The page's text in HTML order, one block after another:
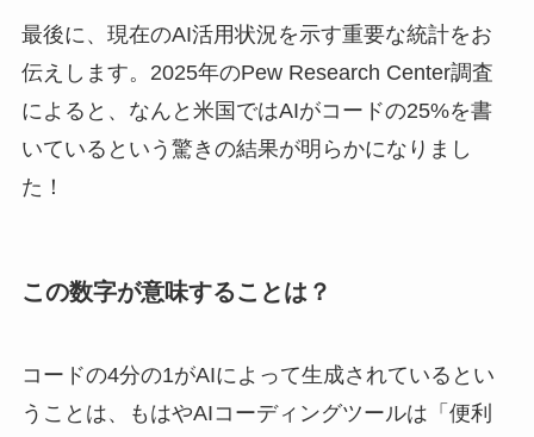
最後に、現在のAI活用状況を示す重要な統計をお
伝えします。2025年のPew Research Center調査
によると、なんと米国ではAIがコードの25%を書
いているという驚きの結果が明らかになりまし
た！
この数字が意味することは？
コードの4分の1がAIによって生成されているとい
うことは、もはやAIコーディングツールは「便利